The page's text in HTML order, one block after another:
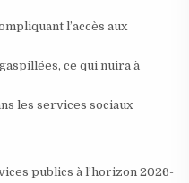
l’accès aux
ce qui nuira à
les services sociaux
publics à l’horizon 2026-